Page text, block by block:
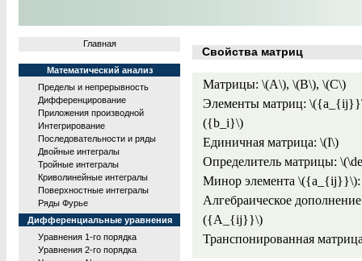
Главная
Математический анализ
Пределы и непрерывность
Дифференцирование
Приложения производной
Интегрирование
Последовательности и ряды
Двойные интегралы
Тройные интегралы
Криволинейные интегралы
Поверхностные интегралы
Ряды Фурье
Дифференциальные уравнения
Уравнения 1-го порядка
Уравнения 2-го порядка
Свойства матриц
Матрицы: \(A\), \(B\), \(C\)
Элементы матриц:
({b_i}\)
Единичная матрица: \(I\)
Определитель матрицы:
Минор элемента
Алгебраическое
({A_{ij}}\)
Транспонированная